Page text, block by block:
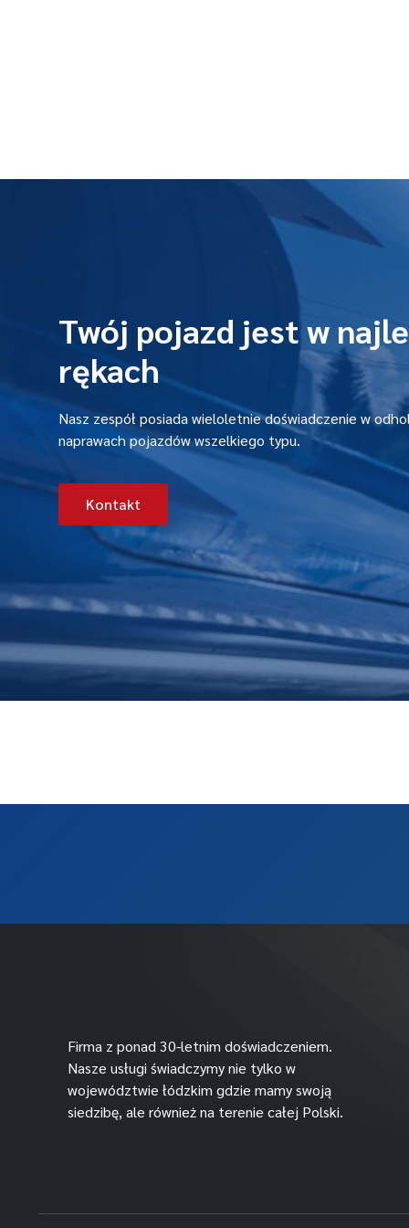
Twój pojazd jest w
rękach
Nasz zespół posiada wieloletnie doświadczenie w
naprawach pojazdów wszelkiego typu.
Kontakt
Firma z ponad 30-letnim doświadczeniem.
Nasze usługi świadczymy nie tylko w
województwie łódzkim gdzie mamy swoją
siedzibę, ale również na terenie całej Polski.